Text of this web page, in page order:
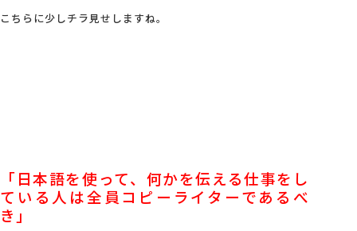
こちらに少しチラ見せしますね。
「日本語を使って、何かを伝える仕事をし
ている人は全員コピーライターであるべ
き」